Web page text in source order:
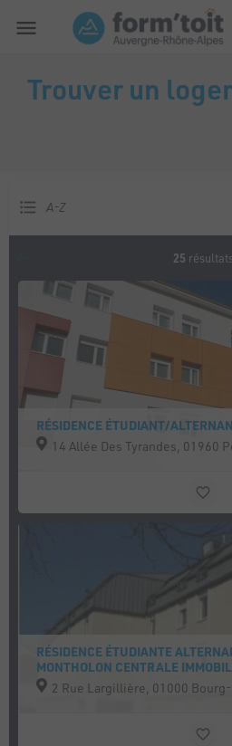
Trouver un
A-Z
25 résultats
RÉSIDENCE ÉTUDIANT/
14 Allée Des Tyrandes, 01960
RÉSIDENCE ÉTUDIANTE
MONTHOLON CENTRALE
2 Rue Largillière, 01000